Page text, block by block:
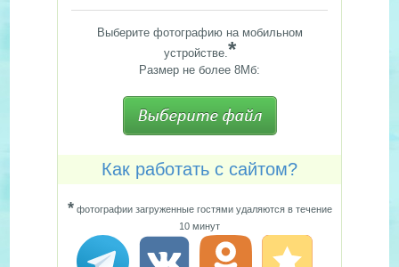
Выберите фотографию на мобильном
устройстве.*
Размер не более 8Мб:
Как работать с сайтом?
*фотографии загруженные гостями удаляются в течение
10 минут